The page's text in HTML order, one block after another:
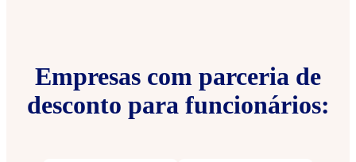
Empresas com parceria de
desconto para funcionários: